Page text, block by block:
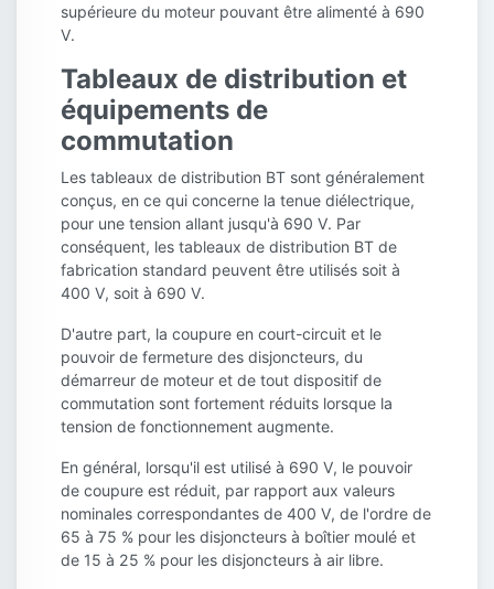
supérieure du moteur pouvant être alimenté à 690
V.
Tableaux de distribution et
équipements de
commutation
Les tableaux de distribution BT sont généralement
conçus, en ce qui concerne la tenue diélectrique,
pour une tension allant jusqu'à 690 V. Par
conséquent, les tableaux de distribution BT de
fabrication standard peuvent être utilisés soit à
400 V, soit à 690 V.
D'autre part, la coupure en court-circuit et le
pouvoir de fermeture des disjoncteurs, du
démarreur de moteur et de tout dispositif de
commutation sont fortement réduits lorsque la
tension de fonctionnement augmente.
En général, lorsqu'il est utilisé à 690 V, le pouvoir
de coupure est réduit, par rapport aux valeurs
nominales correspondantes de 400 V, de l'ordre de
65 à 75 % pour les disjoncteurs à boîtier moulé et
de 15 à 25 % pour les disjoncteurs à air libre.